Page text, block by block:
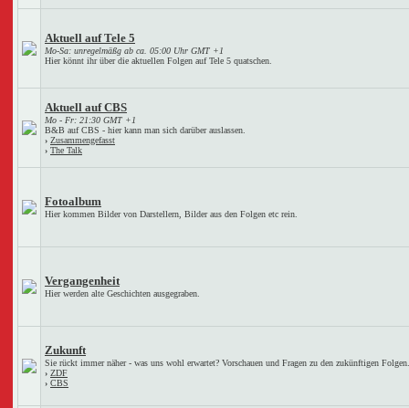
Aktuell auf Tele 5
Mo-Sa: unregelmäßg ab ca. 05:00 Uhr GMT +1
Hier könnt ihr über die aktuellen Folgen auf Tele 5 quatschen.
Aktuell auf CBS
Mo - Fr: 21:30 GMT +1
B&B auf CBS - hier kann man sich darüber auslassen.
› Zusammengefasst
› The Talk
Fotoalbum
Hier kommen Bilder von Darstellern, Bilder aus den Folgen etc rein.
Vergangenheit
Hier werden alte Geschichten ausgegraben.
Zukunft
Sie rückt immer näher - was uns wohl erwartet? Vorschauen und Fragen zu den zukünftigen Folgen.
› ZDF
› CBS